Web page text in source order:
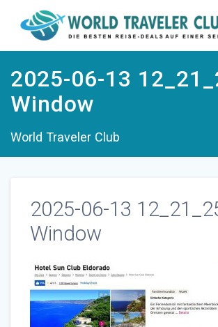
Inhalt
springen
2025-06-13
Window
World Traveler Club
2025-06-13
Window